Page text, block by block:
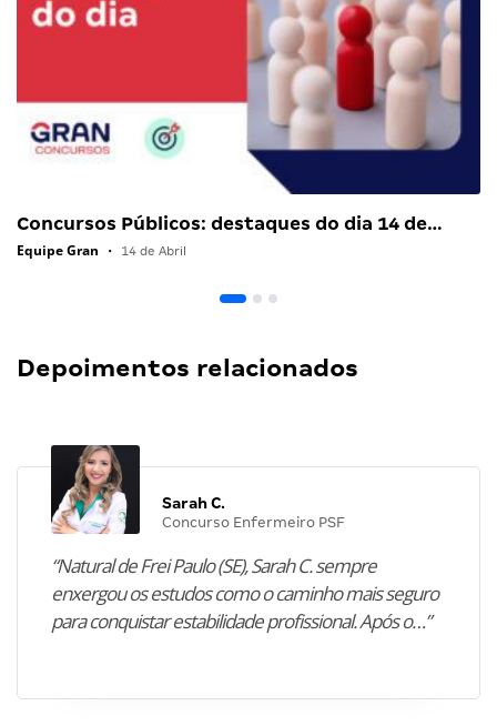
Concursos Públicos: destaques do dia 14 de…
Equipe Gran • 14 de Abril
Depoimentos relacionados
Sarah C.
Concurso Enfermeiro PSF
“Natural de Frei Paulo (SE), Sarah C. sempre
enxergou os estudos como o caminho mais seguro
para conquistar estabilidade profissional. Após o…”